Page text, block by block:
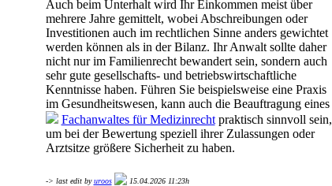
Auch beim Unterhalt wird Ihr Einkommen meist über
mehrere Jahre gemittelt, wobei Abschreibungen oder
Investitionen auch im rechtlichen Sinne anders gewichtet
werden können als in der Bilanz. Ihr Anwalt sollte daher
nicht nur im Familienrecht bewandert sein, sondern auch
sehr gute gesellschafts- und betriebswirtschaftliche
Kenntnisse haben. Führen Sie beispielsweise eine Praxis
im Gesundheitswesen, kann auch die Beauftragung eines
Fachanwaltes für Medizinrechtpraktisch sinnvoll sein,
um bei der Bewertung speziell ihrer Zulassungen oder
Arztsitze größere Sicherheit zu haben.
-> last edit byuroos 15.04.2026 11:23h